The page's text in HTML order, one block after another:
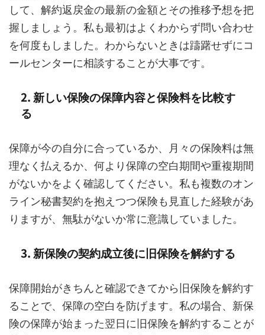
して、解約返戻金の最新の金額とその推移予想を把
握しましょう。私も最初はよくわからず問い合わせ
を何度もしました。わからないときは躊躇せずにコ
ールセンターに相談することが大事です。
2. 新しい保険の保障内容と保険料を比較す
る
保障が今の自分に合っているか、月々の保険料は無
理なく払えるか、何より保障の空白期間や重複期間
がないかをよく確認してください。私も複数のオン
ライン秘書契約を抱えつつ保険も見直した経験があ
りますが、無駄がないか常に意識していました。
3. 新保険の契約成立後に旧保険を解約する
保障開始がきちんと確認できてから旧保険を解約す
ることで、保障の空白を防げます。私の場合、新保
険の保障が始まった翌日に旧保険を解約することが